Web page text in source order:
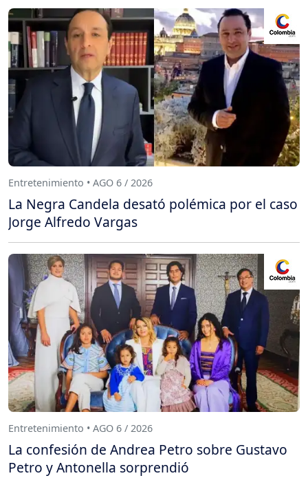
Entretenimiento • AGO 6 / 2026
La Negra Candela desató polémica por el caso
Jorge Alfredo Vargas
Entretenimiento • AGO 6 / 2026
La confesión de Andrea Petro sobre Gustavo
Petro y Antonella sorprendió